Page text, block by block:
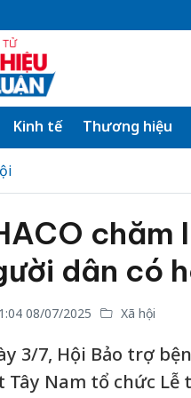
Kinh tế Thương hiệu
chăm
dân có
08/07/2025 Xã hội
3/7, Hội Bảo trợ
Tây Nam tổ chức